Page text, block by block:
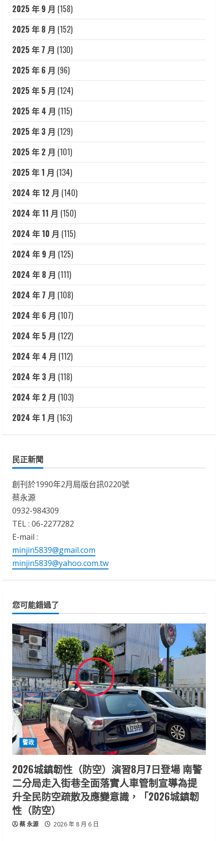
2025 年 9 月 (158)
2025 年 8 月 (152)
2025 年 7 月 (130)
2025 年 6 月 (96)
2025 年 5 月 (124)
2025 年 4 月 (115)
2025 年 3 月 (129)
2025 年 2 月 (101)
2025 年 1 月 (134)
2024 年 12 月 (140)
2024 年 11 月 (150)
2024 年 10 月 (115)
2024 年 9 月 (125)
2024 年 8 月 (111)
2024 年 7 月 (108)
2024 年 6 月 (107)
2024 年 5 月 (122)
2024 年 4 月 (112)
2024 年 3 月 (118)
2024 年 2 月 (103)
2024 年 1 月 (163)
民正新聞
創刊於1990年2月局版台訊0220號
蔡永源
0932-984309
TEL : 06-2277282
E-mail :
minjin5839@gmail.com
minjin5839@yahoo.com.tw
您可能錯過了
警政
2026城鎮韌性（防空）演習8月7日登場 南警
二分局走入街巷全面落實人車管制宣導為提
升全民防空疏散及應變意識，「2026城鎮韌
性（防空）
蔡 永源 2026 年 8 月 6 日